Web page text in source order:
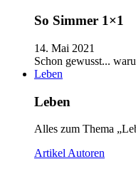
So Simmer 1×1
14. Mai 2021
Schon gewusst...
Leben
Leben
Alles zum Thema
ArtikelAutoren